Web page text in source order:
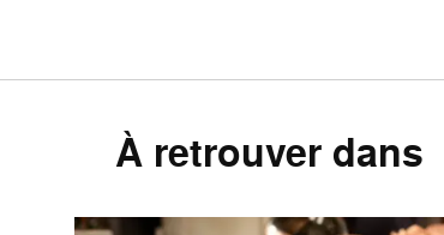
À retrouver dans